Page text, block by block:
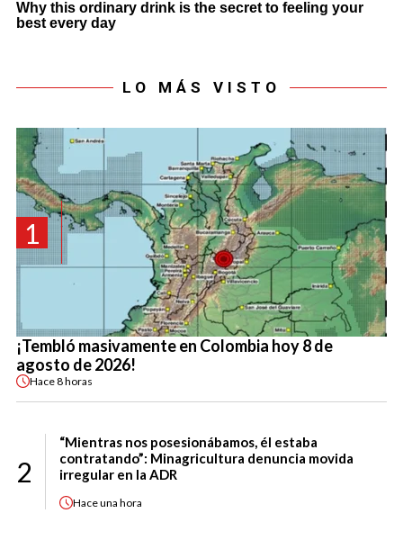
LO MÁS VISTO
1
¡Tembló masivamente en Colombia hoy 8 de
agosto de 2026!
Hace8 horas
2
“Mientras nos posesionábamos, él estaba
contratando”: Minagricultura denuncia movida
irregular en la ADR
Haceuna hora